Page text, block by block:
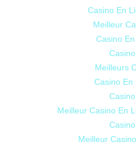
Casino En
Meilleur
Casino
Meilleurs
Casino En
Meilleur Casino En
Meilleur